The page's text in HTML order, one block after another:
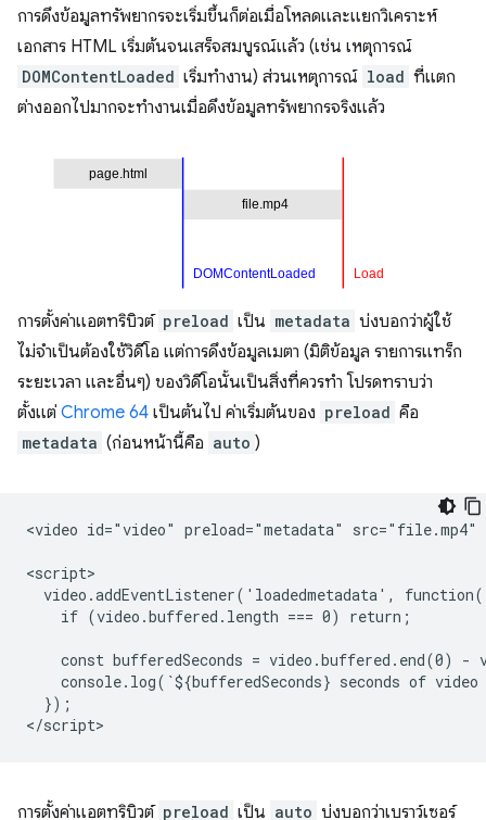
การดึงข้อมูลทรัพยากรจะเริ่มขึ้นก็ต่อเมื่อโหลดและแยกวิเคราะห์
เอกสาร HTML เริ่มต้นจนเสร็จสมบูรณ์แล้ว (เช่น เหตุการณ์
DOMContentLoaded เริ่มทํางาน) ส่วนเหตุการณ์ load ที่แตก
ต่างออกไปมากจะทํางานเมื่อดึงข้อมูลทรัพยากรจริงแล้ว
การตั้งค่าแอตทริบิวต์ preload เป็น metadata บ่งบอกว่าผู้ใช้
ไม่จําเป็นต้องใช้วิดีโอ แต่การดึงข้อมูลเมตา (มิติข้อมูล รายการแทร็ก
ระยะเวลา และอื่นๆ) ของวิดีโอนั้นเป็นสิ่งที่ควรทำ โปรดทราบว่า
ตั้งแต่ Chrome 64 เป็นต้นไป ค่าเริ่มต้นของ preload คือ
metadata (ก่อนหน้านี้คือ auto )
<video id="video" preload="metadata" src="file.mp4"
<script>
video.addEventListener('loadedmetadata',
    if (video.buffered.length === 0) return;
const bufferedSeconds = video.buffered.end(0) -
console.log(`${bufferedSeconds} seconds of
  });
การตั้งค่าแอตทริบิวต์ preload เป็น auto บ่งบอกว่าเบราว์เซอร์